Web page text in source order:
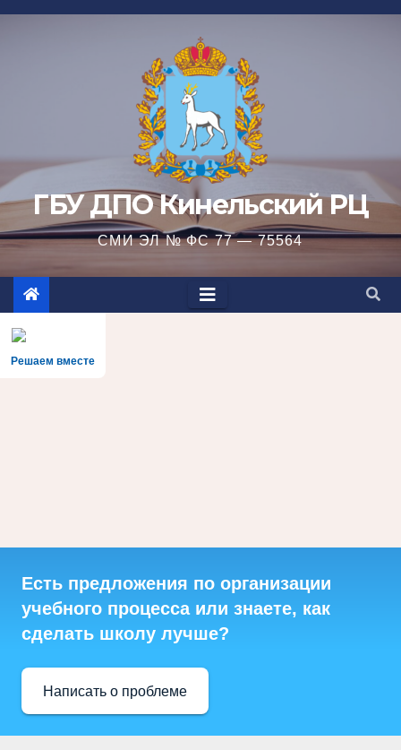
Перейти
ГБУ ДПО Кинельский РЦ
СМИ ЭЛ № ФС 77 — 75564
Решаем вместе
Есть предложения по организации
учебного процесса или знаете, как
сделать школу лучше?
Написать о проблеме